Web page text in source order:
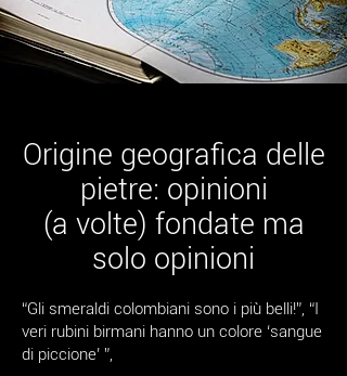
Origine geografica delle
pietre: opinioni
(a volte) fondate ma
solo opinioni
“Gli smeraldi colombiani sono i più belli!”, “I
veri rubini birmani hanno un colore ‘sangue
di piccione’ ”,